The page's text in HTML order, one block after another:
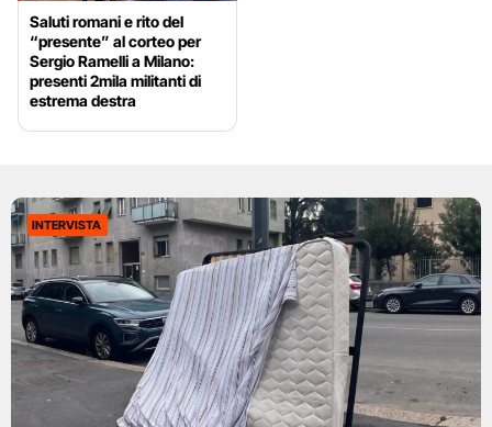
Saluti romani e rito del
“presente” al corteo per
Sergio Ramelli a Milano:
presenti 2mila militanti di
estrema destra
INTERVISTA